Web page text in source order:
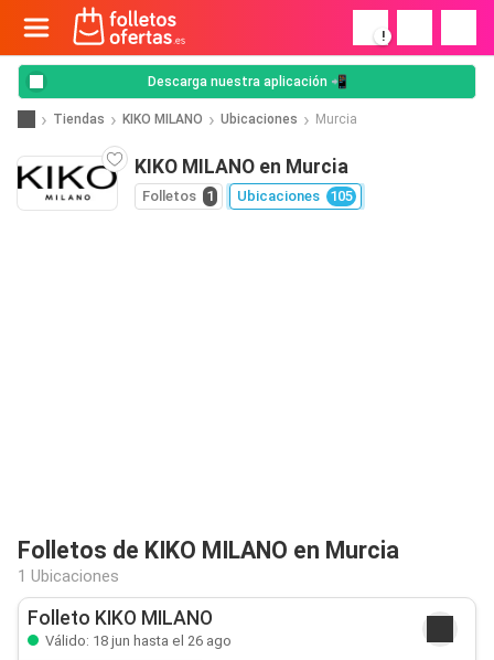
!
Descarga nuestra aplicación 📲
Tiendas KIKO MILANO Ubicaciones Murcia
KIKO MILANO en Murcia
Folletos 1 Ubicaciones 105
Folletos de KIKO MILANO en Murcia
1 Ubicaciones
Folleto KIKO MILANO
Válido: 18 jun hasta el 26 ago